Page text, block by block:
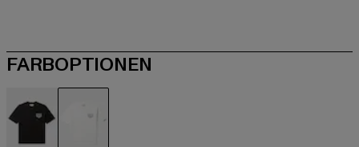
FARBOPTIONEN